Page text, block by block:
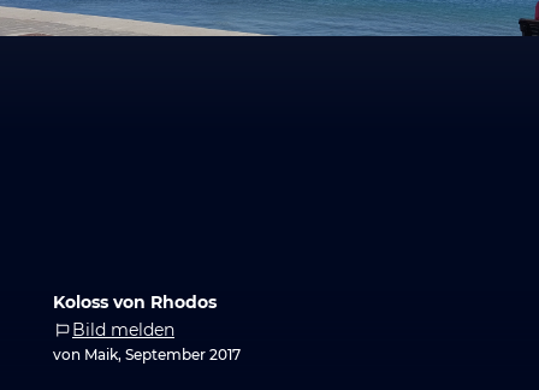
Koloss von Rhodos
Bild melden
von Maik, September 2017